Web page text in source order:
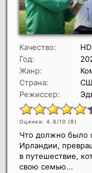
Качество:
Год:
Жанр:
Страна:
Режиссер:
Оценка: 4.8/10 (9)
Что должно было
Ирландии,
в путешествие,
свою семью...